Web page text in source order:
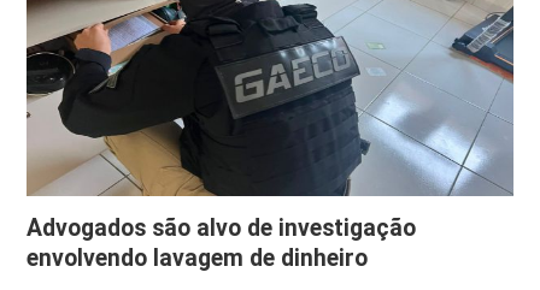
Advogados são alvo de investigação
envolvendo lavagem de dinheiro